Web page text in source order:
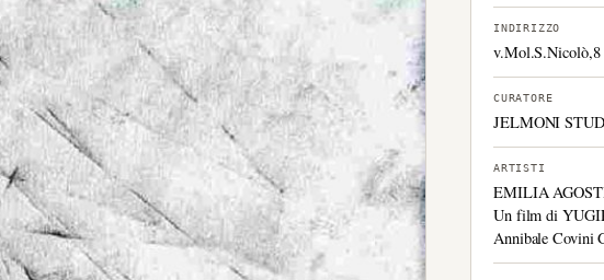
INDIRIZZO
v.Mol.S.Nicolò,8
CURATORE
JELMONI
ARTISTI
EMILIA
Un film di
Annibale Covini